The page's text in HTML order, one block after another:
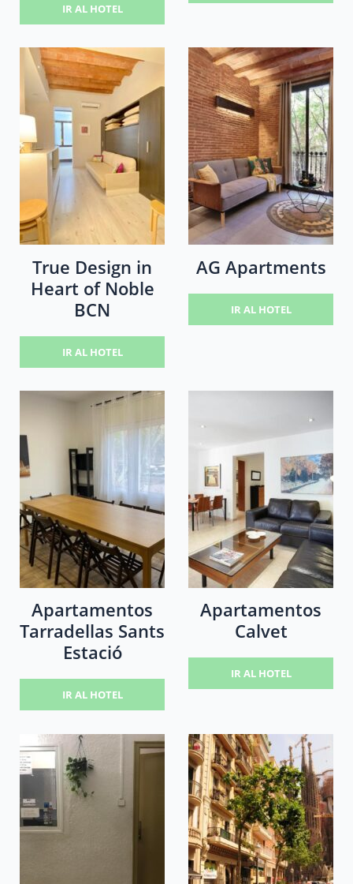
IR AL HOTEL
True Design in
Heart of Noble
BCN
IR AL HOTEL
AG Apartments
IR AL HOTEL
Apartamentos
Tarradellas Sants
Estació
IR AL HOTEL
Apartamentos
Calvet
IR AL HOTEL